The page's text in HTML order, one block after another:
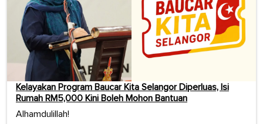
Kelayakan Program Baucar Kita Selangor Diperluas, Isi
Rumah RM5,000 Kini Boleh Mohon Bantuan
Alhamdulillah!